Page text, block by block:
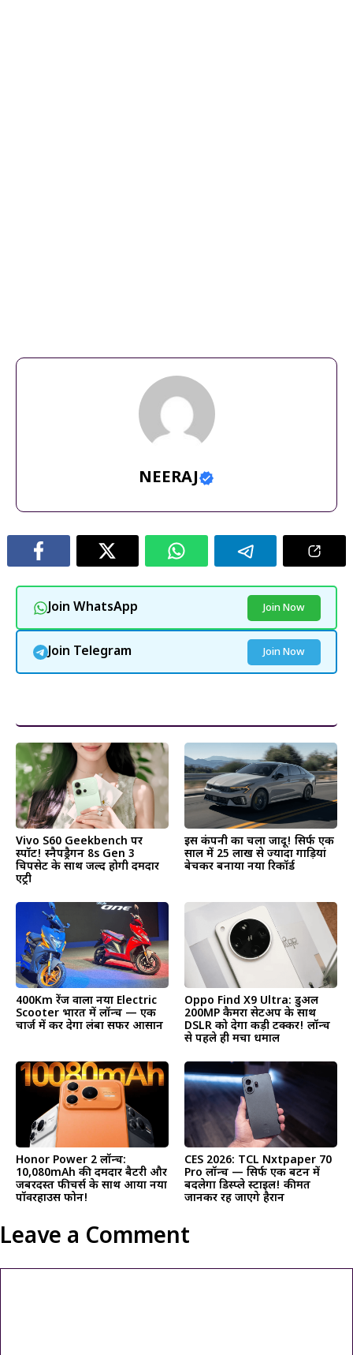
NEERAJ
Join WhatsApp Join Now
Join Telegram Join Now
Vivo S60 Geekbench पर
स्पॉट! स्नैपड्रैगन 8s Gen 3
चिपसेट के साथ जल्द होगी दमदार
एंट्री
इस कंपनी का चला जादू! सिर्फ एक
साल में 25 लाख से ज्यादा गाड़ियां
बेचकर बनाया नया रिकॉर्ड
400Km रेंज वाला नया Electric
Scooter भारत में लॉन्च — एक
चार्ज में कर देगा लंबा सफर आसान
Oppo Find X9 Ultra: डुअल
200MP कैमरा सेटअप के साथ
DSLR को देगा कड़ी टक्कर! लॉन्च
से पहले ही मचा धमाल
Honor Power 2 लॉन्च:
10,080mAh की दमदार बैटरी और
जबरदस्त फीचर्स के साथ आया नया
पॉवरहाउस फोन!
CES 2026: TCL Nxtpaper 70
Pro लॉन्च — सिर्फ एक बटन में
बदलेगा डिस्प्ले स्टाइल! कीमत
जानकर रह जाएंगे हैरान
Leave a Comment